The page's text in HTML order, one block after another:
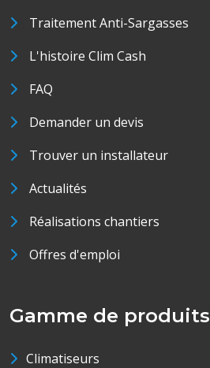
Traitement Anti-Sargasses
L'histoire Clim Cash
FAQ
Demander un devis
Trouver un installateur
Actualités
Réalisations chantiers
Offres d'emploi
Gamme de produits
Climatiseurs